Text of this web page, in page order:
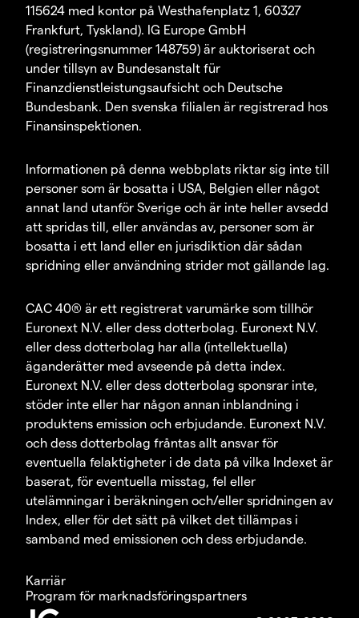
115624 med kontor på Westhafenplatz 1, 60327
Frankfurt, Tyskland). IG Europe GmbH
(registreringsnummer 148759) är auktoriserat och
under tillsyn av Bundesanstalt für
Finanzdienstleistungsaufsicht och Deutsche
Bundesbank. Den svenska filialen är registrerad hos
Finansinspektionen.
Informationen på denna webbplats riktar sig inte till
personer som är bosatta i USA, Belgien eller något
annat land utanför Sverige och är inte heller avsedd
att spridas till, eller användas av, personer som är
bosatta i ett land eller en jurisdiktion där sådan
spridning eller användning strider mot gällande lag.
CAC 40® är ett registrerat varumärke som tillhör
Euronext N.V. eller dess dotterbolag. Euronext N.V.
eller dess dotterbolag har alla (intellektuella)
äganderätter med avseende på detta index.
Euronext N.V. eller dess dotterbolag sponsrar inte,
stöder inte eller har någon annan inblandning i
produktens emission och erbjudande. Euronext N.V.
och dess dotterbolag fråntas allt ansvar för
eventuella felaktigheter i de data på vilka Indexet är
baserat, för eventuella misstag, fel eller
utelämningar i beräkningen och/eller spridningen av
Index, eller för det sätt på vilket det tillämpas i
samband med emissionen och dess erbjudande.
Karriär
Program för marknadsföringspartners